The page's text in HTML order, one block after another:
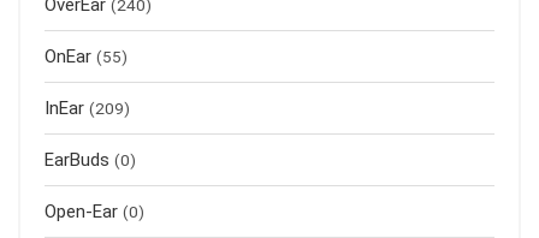
OverEar (240)
OnEar (55)
InEar (209)
EarBuds (0)
Open-Ear (0)